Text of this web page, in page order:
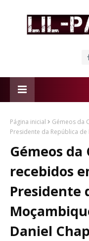
Página inicial
Gémeos da
Presidente da República
Gémeos
recebidos
Presidente
Daniel